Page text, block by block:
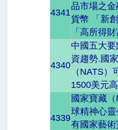
4341
品市場之
貨幣 「新
「高所得
4340
中國五大
資趨勢.國
（NATS）
1500美元高
4339
國家寶藏
球精神心
有國家藝